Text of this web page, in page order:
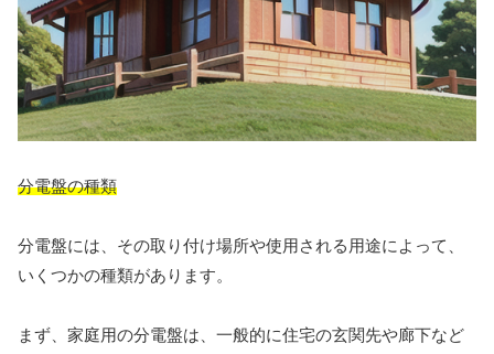
分電盤の種類
分電盤には、その取り付け場所や使用される用途によって、
いくつかの種類があります。
まず、家庭用の分電盤は、一般的に住宅の玄関先や廊下など